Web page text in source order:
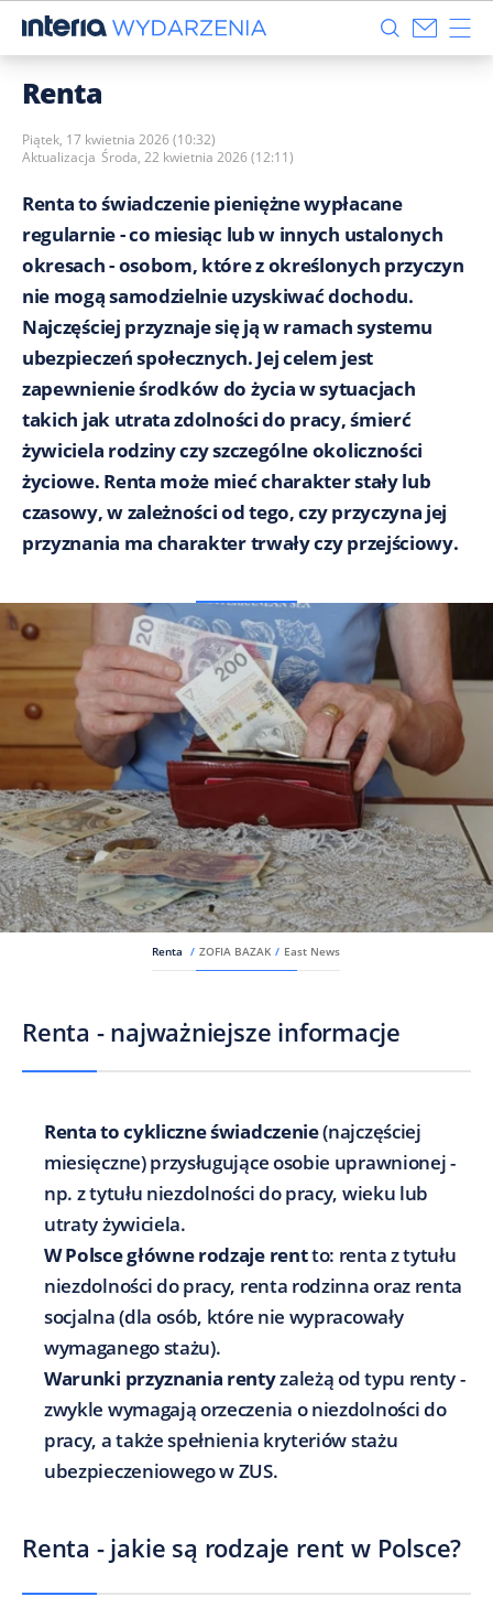
Renta
Piątek, 17 kwietnia 2026 (10:32)
Aktualizacja Środa, 22 kwietnia 2026 (12:11)
Renta to świadczenie pieniężne wypłacane
regularnie - co miesiąc lub w innych ustalonych
okresach - osobom, które z określonych przyczyn
nie mogą samodzielnie uzyskiwać dochodu.
Najczęściej przyznaje się ją w ramach systemu
ubezpieczeń społecznych. Jej celem jest
zapewnienie środków do życia w sytuacjach
takich jak utrata zdolności do pracy, śmierć
żywiciela rodziny czy szczególne okoliczności
życiowe. Renta może mieć charakter stały lub
czasowy, w zależności od tego, czy przyczyna jej
przyznania ma charakter trwały czy przejściowy.
Renta / ZOFIA BAZAK / East News
Renta - najważniejsze informacje
Renta to cykliczne świadczenie(najczęściej
miesięczne) przysługujące osobie uprawnionej -
np. z tytułu niezdolności do pracy, wieku lub
utraty żywiciela.
W Polsce główne rodzaje rentto: renta z tytułu
niezdolności do pracy, renta rodzinna oraz renta
socjalna (dla osób, które nie wypracowały
wymaganego stażu).
Warunki przyznania rentyzależą od typu renty -
zwykle wymagają orzeczenia o niezdolności do
pracy, a także spełnienia kryteriów stażu
ubezpieczeniowego w ZUS.​
Renta - jakie są rodzaje rent w Polsce?